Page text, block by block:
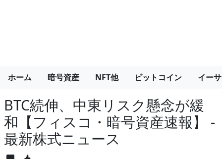
ホーム 暗号資産 NFT他 ビットコイン イー
BTC続伸、中東リスク懸念が緩
和【フィスコ・暗号資産速報】 -
最新株式ニュース